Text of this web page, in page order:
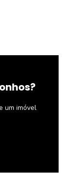
um imóvel